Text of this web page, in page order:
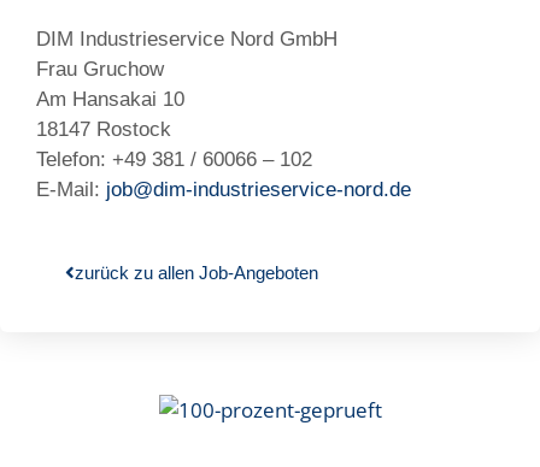
DIM Industrieservice Nord GmbH
Frau Gruchow
Am Hansakai 10
18147 Rostock
Telefon: +49 381 / 60066 – 102
E-Mail: job@dim-industrieservice-nord.de
zurück zu allen Job-Angeboten